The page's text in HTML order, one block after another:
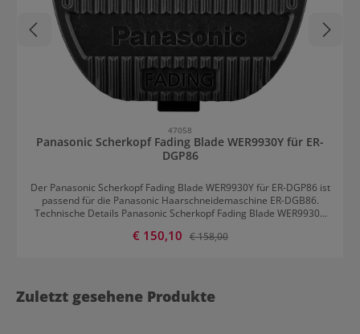
47058
Panasonic Scherkopf Fading Blade WER9930Y für ER-
DGP86
Der Panasonic Scherkopf Fading Blade WER9930Y für ER-DGP86 ist
passend für die Panasonic Haarschneidemaschine ER-DGB86.
Technische Details Panasonic Scherkopf Fading Blade WER9930Y
Minimale Schnittlänge 0,3 mm Schnittbreite 45 mm
Ergebnis sind ultrascharfe Klingen aus dem weltbekannten Yasuki
Hagane Edelstahl.
Verkaufspreis:
€ 150,10 Regulärer Preis:
€ 158,00
Zuletzt gesehene Produkte